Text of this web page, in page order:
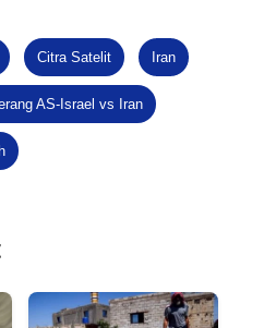
Citra Satelit Iran
AS-Israel vs Iran